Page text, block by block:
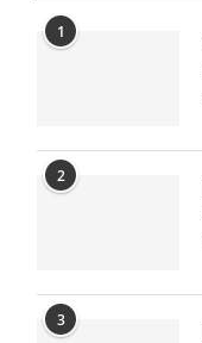
1
2
3